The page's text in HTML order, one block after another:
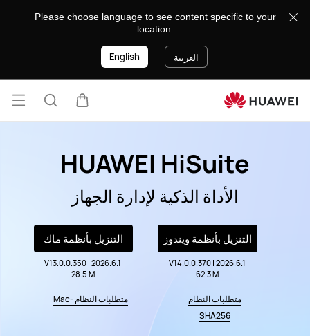
الفنى
Please choose language to see content specific to your
location.
العربية English
عربةالبحث
فتح
HUAWEI HiSuite
الأداة الذكية لإدارة الجهاز
التنزيل بأنظمة ويندوز
V14.0.0.370 | 2026.6.1
62.3 M
متطلبات النظام
SHA256
التنزيل بأنظمة ماك
V13.0.0.350 | 2026.6.1
28.5 M
متطلبات النظام -Mac